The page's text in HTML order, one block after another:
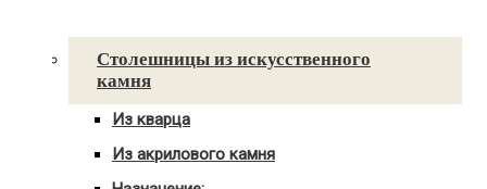
Столешницы из искусственного
камня
Из кварца
Для ванны
С мойкой
Из акрилового камня